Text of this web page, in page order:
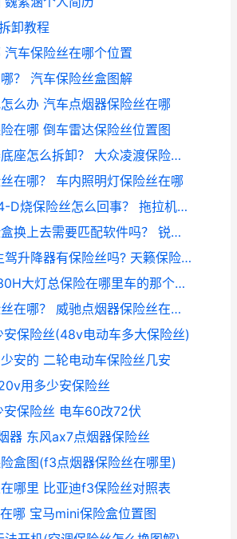
卸教程
车保险丝在哪个位置
？ 汽车保险丝盒图解
么办 汽车点烟器保险丝在哪
在哪 倒车雷达保险丝位置图
大众凌渡点烟器底座怎么拆卸？ 大众凌渡保险丝盒图解
在哪？ 车内照明灯保险丝在哪
雷哦拖拉机1304-D烧保险丝怎么回事？ 拖拉机一打火就烧保险丝
锐志继电器保险盒换上去需要匹配软件吗？ 锐志保险丝盒继电器图
2015年新轩逸主驾升降器有保险丝吗? 天籁保险丝盒翻译图
请问华晨中华330H大灯总保险在哪里车的那个部位？ 中华h330保险丝图解
威马点烟器保险丝在哪？ 威驰点烟器保险丝在哪里
保险丝(48v电动车多大保险丝)
安的 二轮电动车保险丝几安
用多少安保险丝
保险丝 电车60改72伏
器 东风ax7点烟器保险丝
盒图(f3点烟器保险丝在哪里)
哪里 比亚迪f3保险丝对照表
哪 宝马mini保险盒位置图